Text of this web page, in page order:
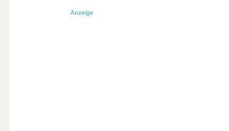
Anzeige